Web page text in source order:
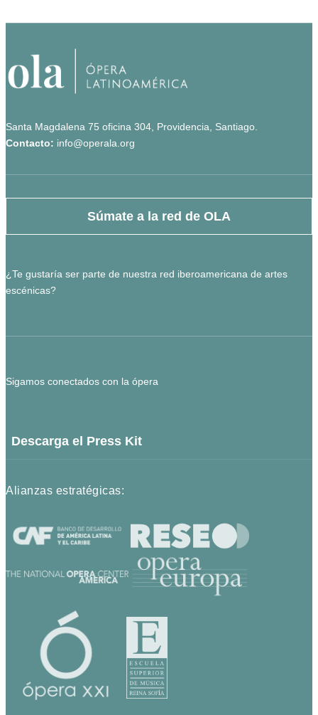
Santa Magdalena 75 oficina 304, Providencia, Santiago.
Contacto: info@operala.org
Súmate a la red de OLA
¿Te gustaría ser parte de nuestra red iberoamericana de artes
escénicas?
Sigamos conectados con la ópera
Descarga el Press Kit
Alianzas estratégicas: